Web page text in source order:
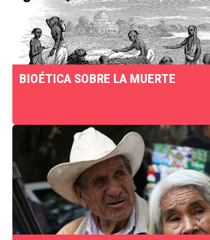
BIOÉTICA SOBRE LA MUERTE